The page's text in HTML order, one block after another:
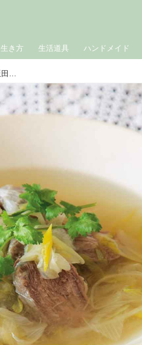
生き方 生活道具 ハンドメイド
透明なスープ「ラム肉と長ねぎのスープ」のつくり方／坂田阿希子さん